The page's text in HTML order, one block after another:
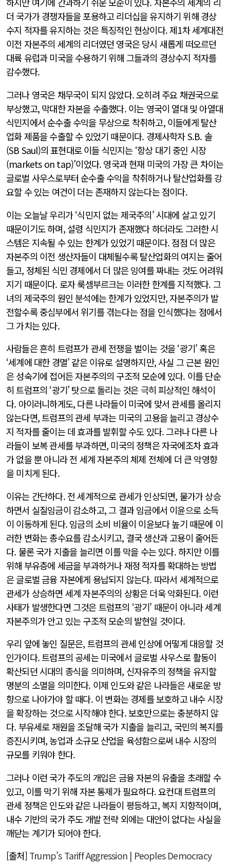
더 국가가 경쟁자들을 포용하고 리더십을 유지하기 위해 경상
수지 적자를 유지하는 것은 특징적인 현상이다. 제1차 세계대전
이전 자본주의 세계의 리더였던 영국은 당시 새롭게 떠오르던
대륙 유럽과 미국을 수용하기 위해 그들과의 경상수지 적자를
감수했다.
그러나 영국은 채무국이 되지 않았다. 오히려 주요 채권국으로
부상했고, 막대한 자본을 수출했다. 이는 영국이 열대 및 아열대
식민지에서 순수출 수익을 무상으로 착취하고, 이들에게 탈산
업화 제품을 수출할 수 있었기 때문이다. 경제사학자 S.B. 솔
(SB Saul)의 표현대로 이들 식민지는 ‘항상 대기 중인 시장
(markets on tap)’이었다. 영국과 현재 미국의 가장 큰 차이는
글로벌 사우스로부터 순수출 수익을 착취하거나 탈산업화를 강
요할 수 있는 여건이 더는 존재하지 않는다는 점이다.
이는 오늘날 우리가 ‘식민지 없는 제국주의’ 시대에 살고 있기
때문이기도 하며, 설령 식민지가 존재했다 하더라도 그러한 시
스템은 지속될 수 있는 한계가 있었기 때문이다. 점점 더 많은
자본주의 이전 생산자들이 대체될수록 탈산업화의 여지는 줄어
들고, 정체된 식민 경제에서 더 많은 잉여를 짜내는 것도 어려워
지기 때문이다. 로자 룩셈부르크는 이러한 한계를 지적했다. 그
녀의 제국주의 원인 분석에는 한계가 있었지만, 자본주의가 발
전할수록 중심부에서 위기를 겪는다는 점을 인식했다는 점에서
그 가치는 있다.
사람들은 흔히 트럼프가 관세 전쟁을 벌이는 것을 ‘광기’ 혹은
‘세계에 대한 경멸’ 같은 이유로 설명하지만, 사실 그 근본 원인
은 성숙기에 접어든 자본주의의 구조적 모순에 있다. 이를 단순
히 트럼프의 ‘광기’ 탓으로 돌리는 것은 극히 피상적인 해석이
다. 아이러니하게도, 다른 나라들이 미국에 맞서 관세를 올리지
않는다면, 트럼프의 관세 부과는 미국의 고용을 늘리고 경상수
지 적자를 줄이는 데 효과를 발휘할 수도 있다. 그러나 다른 나
라들이 보복 관세를 부과하면, 미국의 정책은 자국에조차 효과
가 없을 뿐 아니라 전 세계 자본주의 체제 전체에 더 큰 악영향
을 미치게 된다.
이유는 간단하다. 전 세계적으로 관세가 인상되면, 물가가 상승
하면서 실질임금이 감소하고, 그 결과 임금에서 이윤으로 소득
이 이동하게 된다. 임금의 소비 비율이 이윤보다 높기 때문에 이
러한 변화는 총수요를 감소시키고, 결국 생산과 고용이 줄어든
다. 물론 국가 지출을 늘리면 이를 막을 수는 있다. 하지만 이를
위해 부유층에 세금을 부과하거나 재정 적자를 확대하는 방법
은 글로벌 금융 자본에게 용납되지 않는다. 따라서 세계적으로
관세가 상승하면 세계 자본주의의 상황은 더욱 악화된다. 이런
사태가 발생한다면 그것은 트럼프의 ‘광기’ 때문이 아니라 세계
자본주의가 안고 있는 구조적 모순의 발현일 것이다.
우리 앞에 놓인 질문은, 트럼프의 관세 인상에 어떻게 대응할 것
인가이다. 트럼프의 공세는 미국에서 글로벌 사우스로 활동이
확산되던 시대의 종식을 의미하며, 신자유주의 정책을 유지할
명분의 소멸을 의미한다. 이제 인도와 같은 나라들은 새로운 방
향으로 나아가야 할 때다. 이 변화는 경제를 보호하고 내수 시장
을 확장하는 것으로 시작해야 한다. 보호만으로는 충분하지 않
다. 부유세로 재원을 조달해 국가 지출을 늘리고, 국민의 복지를
증진시키며, 농업과 소규모 산업을 육성함으로써 내수 시장의
규모를 키워야 한다.
그러나 이런 국가 주도의 개입은 금융 자본의 유출을 초래할 수
있고, 이를 막기 위해 자본 통제가 필요하다. 요컨대 트럼프의
관세 정책은 인도와 같은 나라들이 평등하고, 복지 지향적이며,
내수 기반의 국가 주도 개발 전략 외에는 대안이 없다는 사실을
깨닫는 계기가 되어야 한다.
[출처] Trump’s Tariff Aggression | Peoples Democracy